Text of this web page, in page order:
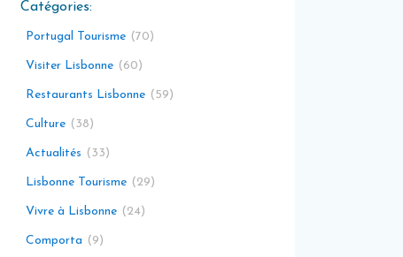
Portugal Tourisme 70
Visiter Lisbonne 60
Restaurants Lisbonne 59
Culture 38
Actualités 33
Lisbonne Tourisme 29
Vivre à Lisbonne 24
Comporta 9